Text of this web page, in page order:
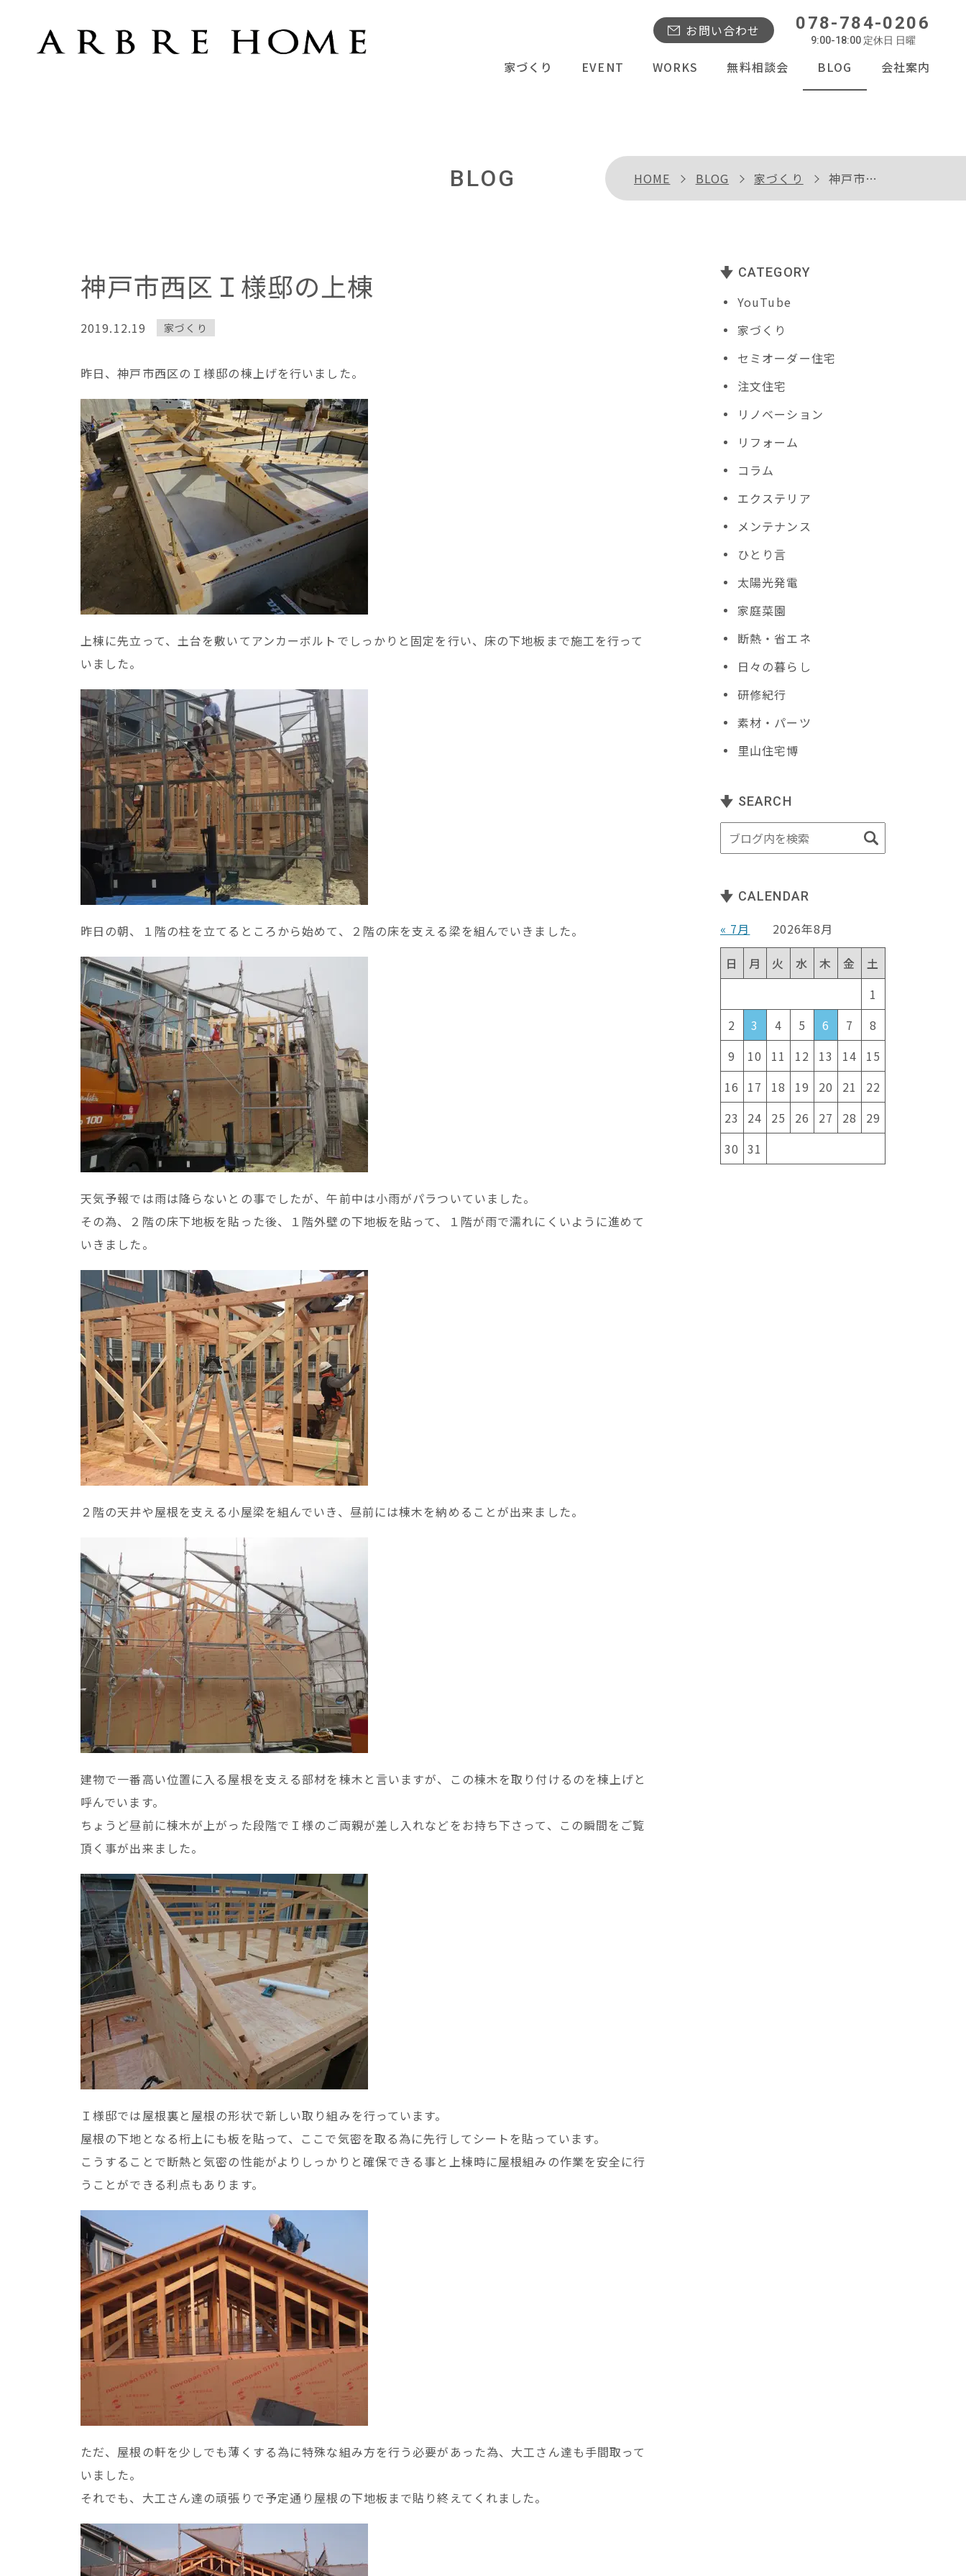
家づくり EVENT WORKS 無料相談会 BLOG 会社案内
お問い合わせ 078-784-0206
9:00-18:00 定休日 日曜
HOME BLOG 家づくり 神戸市西区Ｉ様邸の上棟
BLOG
神戸市西区Ｉ様邸の上棟
2019.12.19 家づくり
昨日、神戸市西区のＩ様邸の棟上げを行いました。
上棟に先立って、土台を敷いてアンカーボルトでしっかりと固定を行い、床の下地板まで施工を行って
いました。
昨日の朝、１階の柱を立てるところから始めて、２階の床を支える梁を組んでいきました。
天気予報では雨は降らないとの事でしたが、午前中は小雨がパラついていました。
その為、２階の床下地板を貼った後、１階外壁の下地板を貼って、１階が雨で濡れにくいように進めて
いきました。
２階の天井や屋根を支える小屋梁を組んでいき、昼前には棟木を納めることが出来ました。
建物で一番高い位置に入る屋根を支える部材を棟木と言いますが、この棟木を取り付けるのを棟上げと
呼んでいます。
ちょうど昼前に棟木が上がった段階でＩ様のご両親が差し入れなどをお持ち下さって、この瞬間をご覧
頂く事が出来ました。
Ｉ様邸では屋根裏と屋根の形状で新しい取り組みを行っています。
屋根の下地となる桁上にも板を貼って、ここで気密を取る為に先行してシートを貼っています。
こうすることで断熱と気密の性能がよりしっかりと確保できる事と上棟時に屋根組みの作業を安全に行
うことができる利点もあります。
ただ、屋根の軒を少しでも薄くする為に特殊な組み方を行う必要があった為、大工さん達も手間取って
いました。
それでも、大工さん達の頑張りで予定通り屋根の下地板まで貼り終えてくれました。
CATEGORY
YouTube
家づくり
セミオーダー住宅
注文住宅
リノベーション
リフォーム
コラム
エクステリア
メンテナンス
ひとり言
太陽光発電
家庭菜園
断熱・省エネ
日々の暮らし
研修紀行
素材・パーツ
里山住宅博
SEARCH
CALENDAR
« 7月
2026年8月
日
月 火 水 木 金
土
1
2
3 4 5 6 7
8
9
10 11 12 13 14
15
16
17 18 19 20 21
22
23
24 25 26 27 28
29
30 31